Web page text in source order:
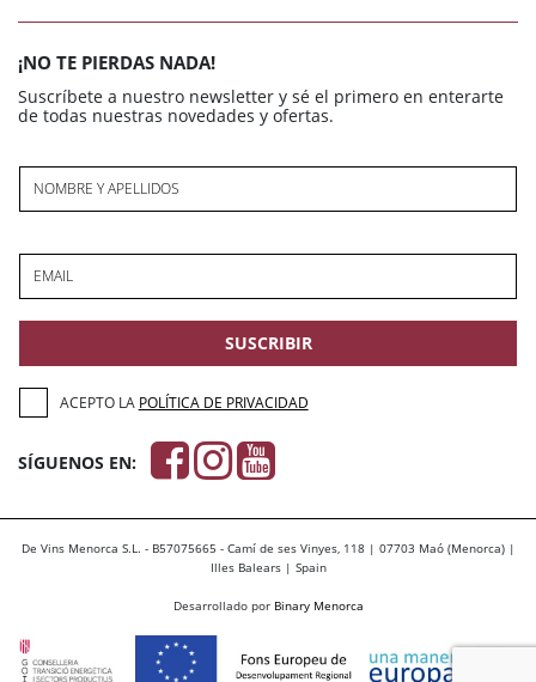
¡NO TE PIERDAS NADA!
Suscríbete a nuestro newsletter y sé el primero en enterarte
de todas nuestras novedades y ofertas.
NOMBRE Y APELLIDOS
EMAIL
SUSCRIBIR
ACEPTO LA POLÍTICA DE PRIVACIDAD
SÍGUENOS EN:
De Vins Menorca S.L. - B57075665 - Camí de ses Vinyes, 118 | 07703 Maó (Menorca) |
Illes Balears | Spain
Desarrollado por Binary Menorca